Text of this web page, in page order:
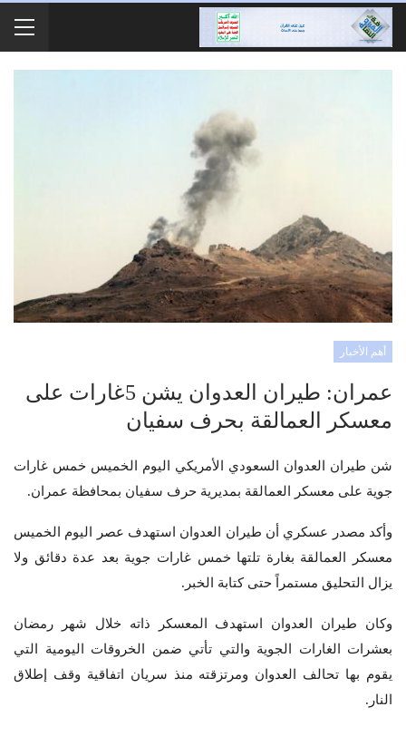
أهم الأخبار
عمران: طيران العدوان يشن 5غارات على
معسكر العمالقة بحرف سفيان
شن طيران العدوان السعودي الأمريكي اليوم الخميس خمس غارات
جوية على معسكر العمالقة بمديرية حرف سفيان بمحافظة عمران.
وأكد مصدر عسكري أن طيران العدوان استهدف عصر اليوم الخميس
معسكر العمالقة بغارة تلتها خمس غارات جوية بعد عدة دقائق ولا
يزال التحليق مستمراً حتى كتابة الخبر.
وكان طيران العدوان استهدف المعسكر ذاته خلال شهر رمضان
بعشرات الغارات الجوية والتي تأتي ضمن الخروقات اليومية التي
يقوم بها تحالف العدوان ومرتزقته منذ سريان اتفاقية وقف إطلاق
النار.